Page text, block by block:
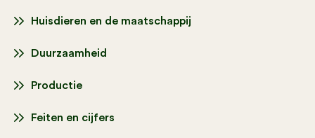
Huisdieren en de maatschappij
Duurzaamheid
Productie
Feiten en cijfers